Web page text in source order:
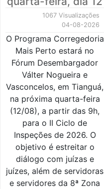
1067 Visualizações
04-08-2026
O Programa Corregedoria
Mais Perto estará no
Fórum Desembargador
Válter Nogueira e
Vasconcelos, em Tianguá,
na próxima quarta-feira
(12/08), a partir das 9h,
para o II Ciclo de
Inspeções de 2026. O
objetivo é estreitar o
diálogo com juízas e
juízes, além de servidoras
e servidores da 8ª Zona